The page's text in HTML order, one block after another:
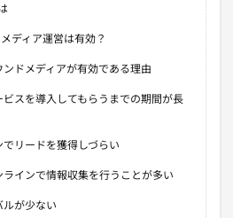
ディア運営は有効？
ンドメディアが有効である理由
ビスを導入してもらうまでの期間が長
でリードを獲得しづらい
ラインで情報収集を行うことが多い
ルが少ない